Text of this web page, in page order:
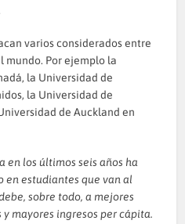
varios considerados entre
mundo. Por ejemplo la
la Universidad de
la Universidad de
de Auckland en
en los últimos seis años ha
estudiantes que van al
sobre todo, a mejores
mayores ingresos per cápita.